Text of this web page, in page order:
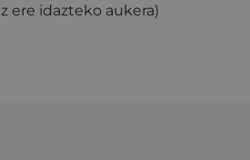
ere idazteko aukera)